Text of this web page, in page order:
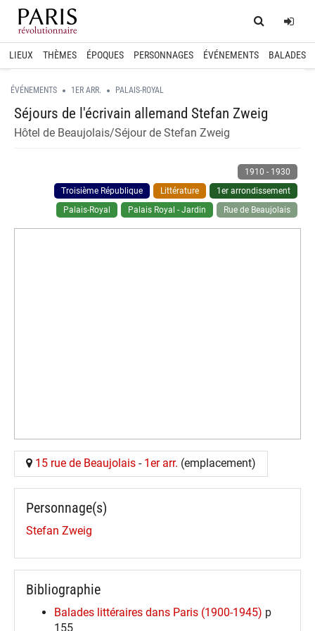
Home
LIEUX THÈMES ÉPOQUES PERSONNAGES ÉVÉNEMENTS BALADES
ÉVÉNEMENTS 1ER ARR. PALAIS-ROYAL
Séjours de l'écrivain allemand Stefan Zweig
Hôtel de Beaujolais/Séjour de Stefan Zweig
1910 - 1930
Troisième République
Littérature
1er arrondissement
Palais-Royal
Palais Royal - Jardin Rue de Beaujolais
15 rue de Beaujolais - 1er arr. (emplacement)
Personnage(s)
Stefan Zweig
Bibliographie
Balades littéraires dans Paris (1900-1945) p
155